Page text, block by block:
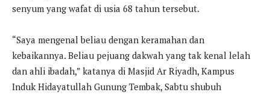
senyum yang wafat di usia 68 tahun tersebut.
“Saya mengenal beliau dengan keramahan dan
kebaikannya. Beliau pejuang dakwah yang tak kenal lelah
dan ahli ibadah,” katanya di Masjid Ar Riyadh, Kampus
Induk Hidayatullah Gunung Tembak, Sabtu shubuh